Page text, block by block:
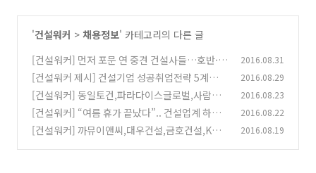
'건설워커 > 채용정보' 카테고리의 다른 글
[건설워커] 먼저 포문 연 중견 건설사들…호반·
라인·제일·삼정 등 하반기 채용 (0)
2016.08.31
[건설워커 제시] 건설기업 성공취업전략 5계
명…'건설통 인재' 어필하라 (0)
2016.08.29
[건설워커] 동일토건,파라다이스글로벌,사람중
심건설,계선,샘코파트너스 채용정보(8/23) (0)
2016.08.23
[건설워커] “여름 휴가 끝났다”.. 건설업계 하반
기 신규 채용 ‘시동’ (0)
2016.08.22
[건설워커] 까뮤이앤씨,대우건설,금호건설,KR산
2016.08.19